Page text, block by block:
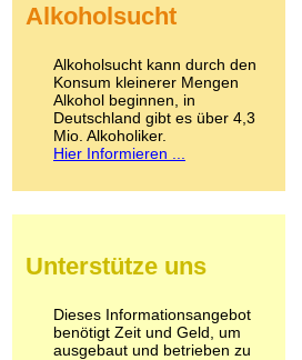
Kokain
LSD
Marihuana
Medikamente
Meskalin
Metamphetamin
Methadon
Pilze
Psychopharmaka
Schlafmittel
Schmerzmittel
Alkoholsucht
Alkoholsucht kann durch den
Konsum kleinerer Mengen
Alkohol beginnen, in
Deutschland gibt es über 4,3
Mio. Alkoholiker.
Hier Informieren ...
Unterstütze uns
Dieses Informationsangebot
benötigt Zeit und Geld, um
ausgebaut und betrieben zu